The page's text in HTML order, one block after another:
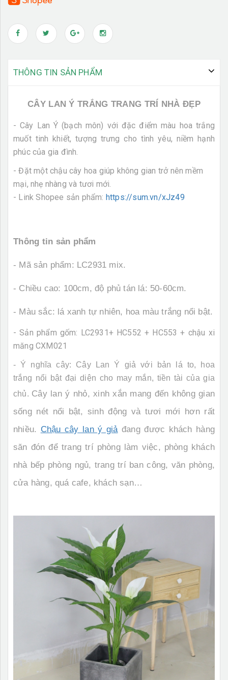
THÔNG TIN SẢN PHẨM
CÂY LAN Ý TRẮNG TRANG TRÍ NHÀ ĐẸP
- Cây Lan Ý (bạch môn) với đặc điểm màu hoa trắng
muốt tinh khiết, tượng trưng cho tình yêu, niềm hạnh
phúc của gia đình.
- Đặt một chậu cây hoa giúp không gian trở nên mềm
mại, nhẹ nhàng và tươi mới.
- Link Shopee sản phẩm: https://sum.vn/xJz49
Thông tin sản phẩm
- Mã sản phẩm: LC2931 mix.
- Chiều cao: 100cm, độ phủ tán lá: 50-60cm.
- Màu sắc: lá xanh tự nhiên, hoa màu trắng nổi bật.
- Sản phẩm gốm: LC2931+ HC552 + HC553 + chậu xi
măng CXM021
- Ý nghĩa cây: Cây Lan Ý giả với bản lá to, hoa
trắng nổi bật đại diện cho may mắn, tiền tài của gia
chủ. Cây lan ý nhỏ, xinh xắn mang đến không gian
sống nét nổi bật, sinh động và tươi mới hơn rất
nhiều. Chậu cây lan ý giảđang được khách hàng
săn đón để trang trí phòng làm việc, phòng khách
nhà bếp phòng ngủ, trang trí ban công, văn phòng,
cửa hàng, quá cafe, khách sạn…